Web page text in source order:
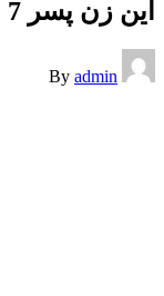
این زن پسر 7 ماهه و دختر 6 ساله اش را به کشت/ عکس
Posted
by
By admin